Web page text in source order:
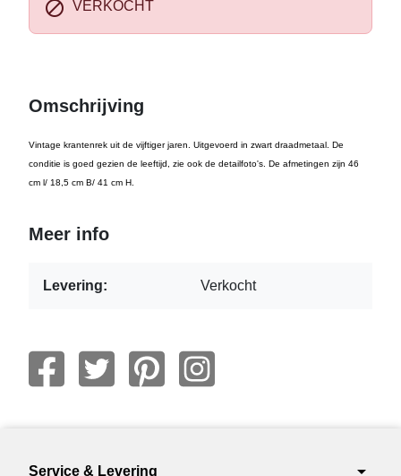
 VERKOCHT
Omschrijving
Vintage krantenrek uit de vijftiger jaren. Uitgevoerd in zwart draadmetaal. De
conditie is goed gezien de leeftijd, zie ook de detailfoto's. De afmetingen zijn 46
cm l/ 18,5 cm B/ 41 cm H.
Meer info
Levering: Verkocht
Service & Levering